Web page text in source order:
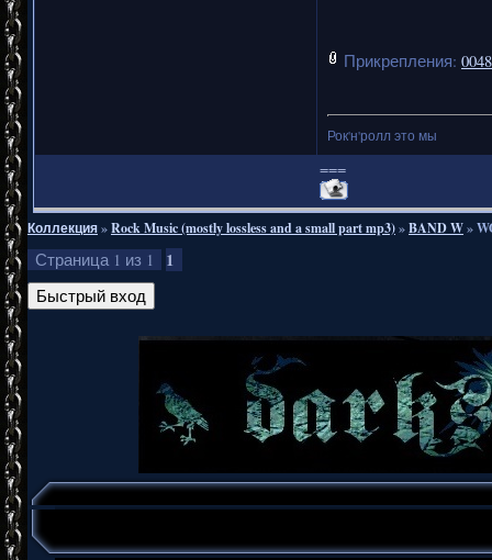
Прикрепления:
Рок'н'ролл это мы
===
Коллекция»Rock Music (mostly lossless and a small part mp3)»BAND W»
Страница 1 из 1 1